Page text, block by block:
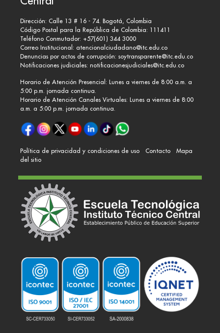
Dirección: Calle 13 # 16 - 74. Bogotá, Colombia
Código Postal para la República de Colombia: 111411
Teléfono Conmutador: +57(601) 344 3000
Correo Institucional: atencionalciudadano@itc.edu.co
Denuncias por actos de corrupción: soytransparente@itc.edu.co
Notificaciones judiciales: notificacionesjudiciales@itc.edu.co
Horario de Atención Presencial: Lunes a viernes de 8:00 a.m. a
5:00 p.m. jornada continua.
Horario de Atención Canales Virtuales: Lunes a viernes de 8:00
a.m. a 5:00 p.m. jornada continua.
Política de privacidad y condiciones de uso Contacto
Mapa
del sitio